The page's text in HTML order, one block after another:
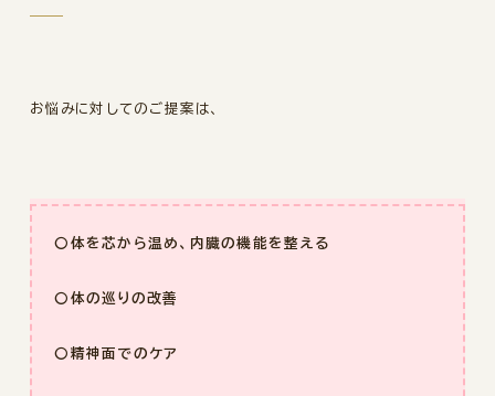
お悩みに対してのご提案は、
〇体を芯から温め、内臓の機能を整える
〇体の巡りの改善
〇精神面でのケア